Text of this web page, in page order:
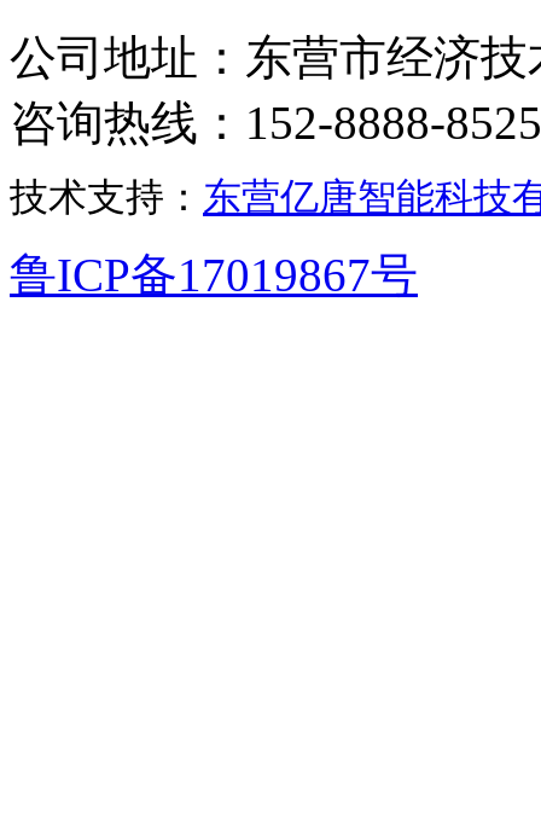
公司地址：东营市经济
咨询热线：152-8888-8525
技术支持： 东营亿唐智能科技
鲁ICP备17019867号